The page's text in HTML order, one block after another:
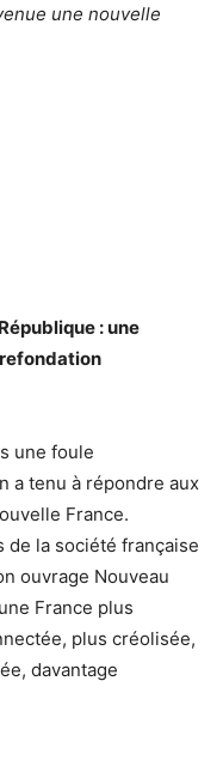
une nouvelle
: une
une foule
a tenu à répondre aux
France.
de la société française
ouvrage Nouveau
France plus
plus créolisée,
davantage